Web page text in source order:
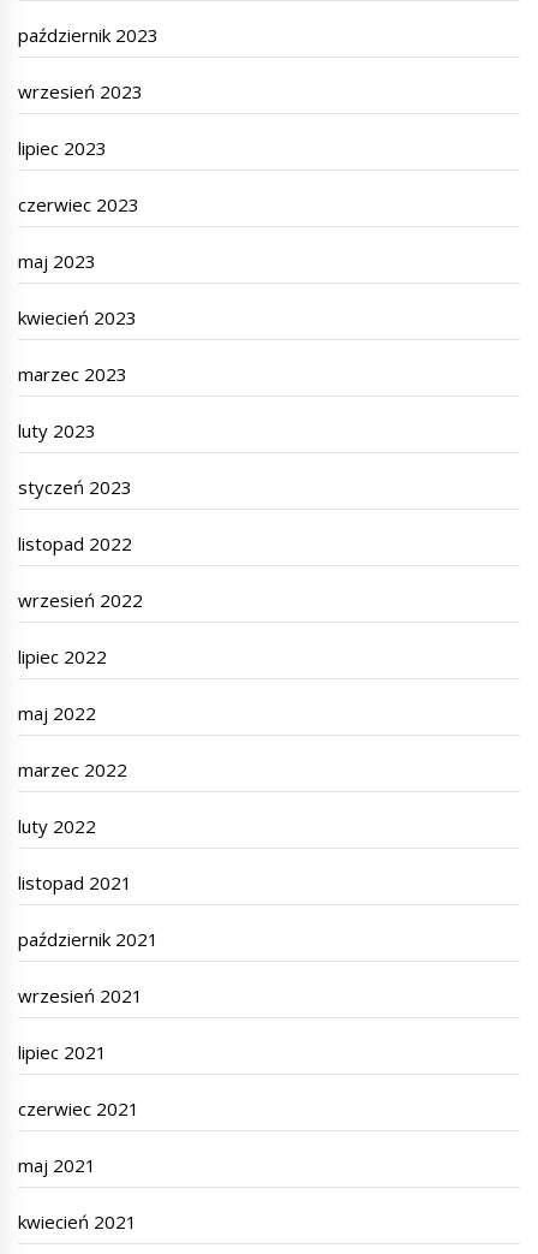
październik 2023
wrzesień 2023
lipiec 2023
czerwiec 2023
maj 2023
kwiecień 2023
marzec 2023
luty 2023
styczeń 2023
listopad 2022
wrzesień 2022
lipiec 2022
maj 2022
marzec 2022
luty 2022
listopad 2021
październik 2021
wrzesień 2021
lipiec 2021
czerwiec 2021
maj 2021
kwiecień 2021